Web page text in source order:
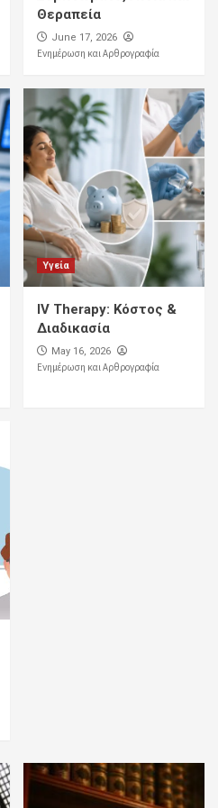
Τι Είναι, Πώς Λειτουργεί
Υπηρεσίες για Καθαρές
Σωληνώσεις
Αποχέτευσης:
και
Λύσεις
Ολοκληρωμένες
Πρόβλημα Αποχέτευσης
Θεραπεία
June 17, 2026
Ενημέρωση και Αρθρογραφία
Υγεία
IV Therapy: Κόστος &
Διαδικασία
May 16, 2026
Ενημέρωση και Αρθρογραφία